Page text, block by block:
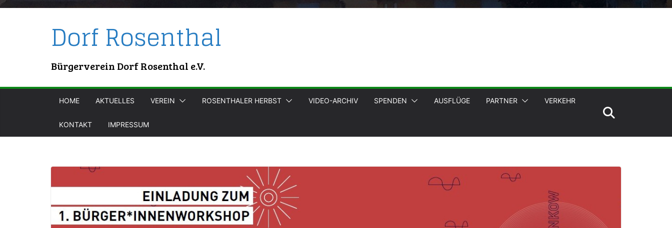
Dorf Rosenthal
Bürgerverein Dorf Rosenthal e.V.
HOME AKTUELLES VEREIN ROSENTHALER HERBST VIDEO-ARCHIV SPENDEN AUSFLÜGE PARTNER VERKEHR
KONTAKT IMPRESSUM